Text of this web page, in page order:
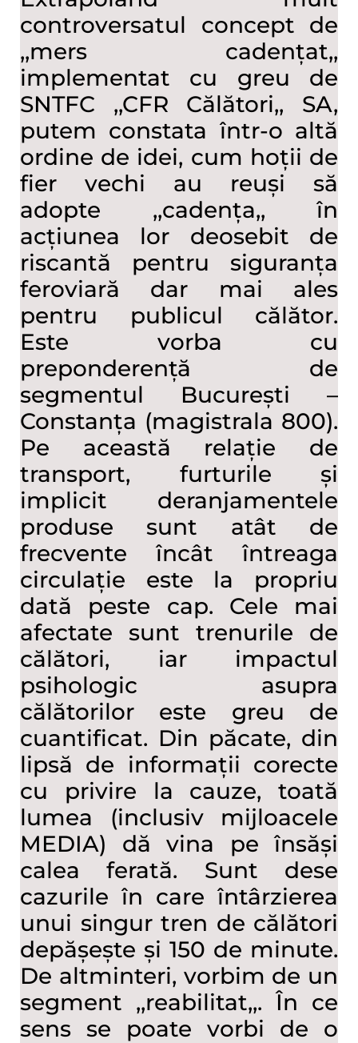
controversatul concept de
,,mers cadențat,,
implementat cu greu de
SNTFC ,,CFR Călători,, SA,
putem constata într-o altă
ordine de idei, cum hoții de
fier vechi au reuși să
adopte ,,cadența,, în
acțiunea lor deosebit de
riscantă pentru siguranța
feroviară dar mai ales
pentru publicul călător.
Este vorba cu
preponderență de
segmentul București –
Constanța (magistrala 800).
Pe această relație de
transport, furturile și
implicit deranjamentele
produse sunt atât de
frecvente încât întreaga
circulație este la propriu
dată peste cap. Cele mai
afectate sunt trenurile de
călători, iar impactul
psihologic asupra
călătorilor este greu de
cuantificat. Din păcate, din
lipsă de informații corecte
cu privire la cauze, toată
lumea (inclusiv mijloacele
MEDIA) dă vina pe însăși
calea ferată. Sunt dese
cazurile în care întârzierea
unui singur tren de călători
depășește și 150 de minute.
De altminteri, vorbim de un
segment ,,reabilitat,,. În ce
sens se poate vorbi de o